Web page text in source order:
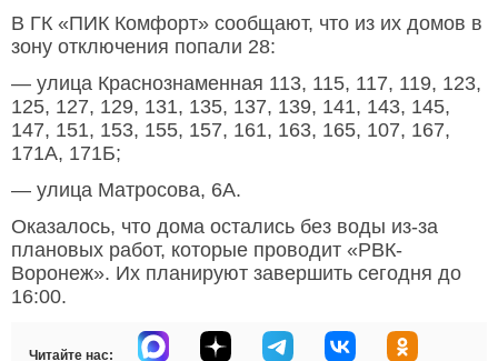
В ГК «ПИК Комфорт» сообщают, что из их домов в
зону отключения попали 28:
— улица Краснознаменная 113, 115, 117, 119, 123,
125, 127, 129, 131, 135, 137, 139, 141, 143, 145,
147, 151, 153, 155, 157, 161, 163, 165, 107, 167,
171А, 171Б;
— улица Матросова, 6А.
Оказалось, что дома остались без воды из-за
плановых работ, которые проводит «РВК-
Воронеж». Их планируют завершить сегодня до
16:00.
Читайте нас: